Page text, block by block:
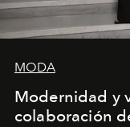
MODA
Modernidad y
colaboración